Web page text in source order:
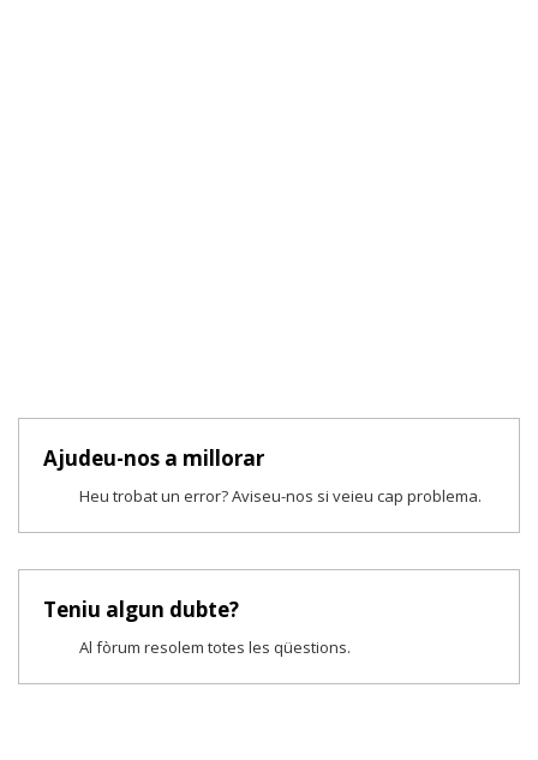
Ajudeu-nos a millorar
Heu trobat un error? Aviseu-nos si veieu cap problema.
Teniu algun dubte?
Al fòrum resolem totes les qüestions.